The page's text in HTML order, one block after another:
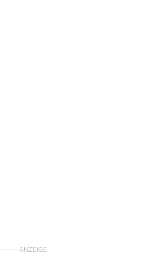
ANZEIGE